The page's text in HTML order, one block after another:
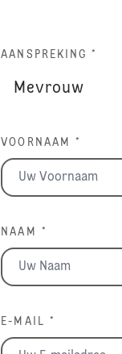
AANSPREKING *
VOORNAAM *
NAAM *
E-MAIL *